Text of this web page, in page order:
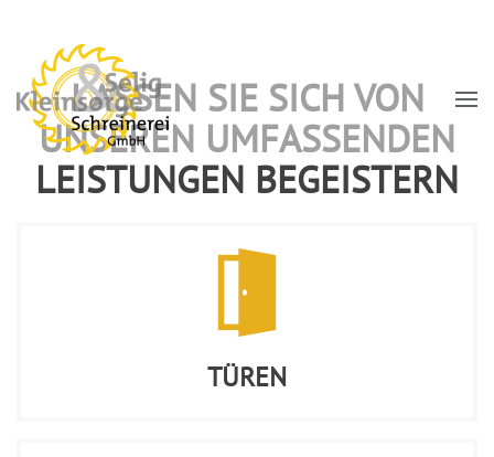
Zum
Hauptinhalt
springen
LASSEN SIE SICH VON
UNSEREN UMFASSENDEN
LEISTUNGEN BEGEISTERN
TÜREN